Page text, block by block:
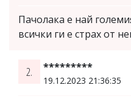
Пачолака е най
всички ги е страх от
2. *********
19.12.2023 21:36:35